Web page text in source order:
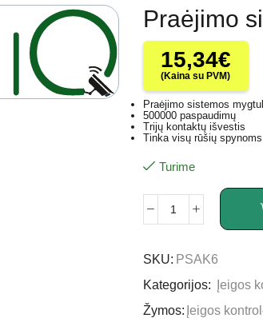
Praėjimo
15,34€
(Kaina su PVM)
Praėjimo sistemos
500000 paspaudimų
Trijų kontaktų išvestis
Tinka visų rūšių spynoms
Turime
SKU: PSAK6
Kategorijos:
Įeigos
Žymos: Įeigos